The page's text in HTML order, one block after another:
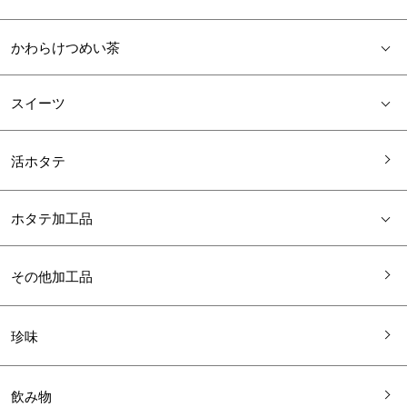
かわらけつめい茶
スイーツ
活ホタテ
ホタテ加工品
その他加工品
珍味
飲み物